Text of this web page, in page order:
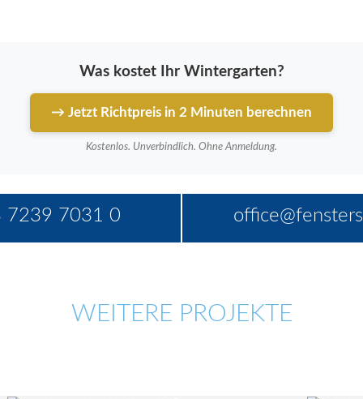
Was kostet Ihr Wintergarten?
→ Jetzt Richtpreis in 2 Minuten berechnen
Kostenlos. Unverbindlich. Ohne Anmeldung.
7239 7031 0
WEITERE PROJEKTE